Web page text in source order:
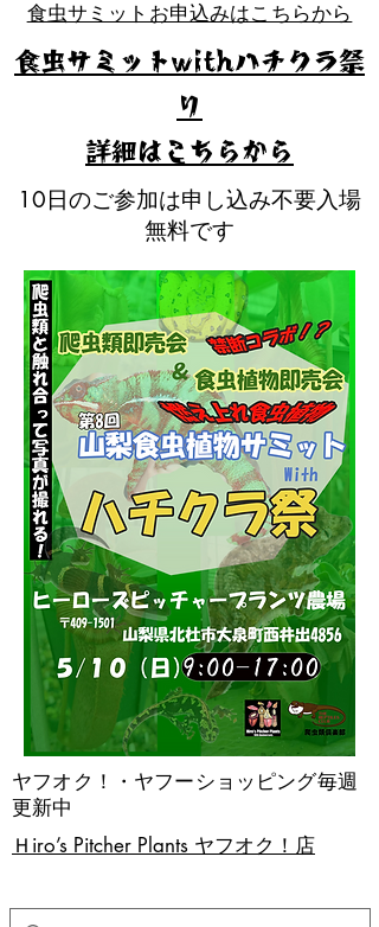
​Ｈiro’s Pitcher Plants ヤフオク！店
ヤフオク！・ヤフーショッピング毎週
更新中
食虫サミットお申込みはこちらから
10日のご参加は申し込み不要入場
無料です
食虫サミットwithハチクラ祭
り
​詳細はこちらから